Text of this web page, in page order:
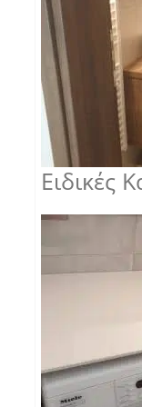
Ειδικές